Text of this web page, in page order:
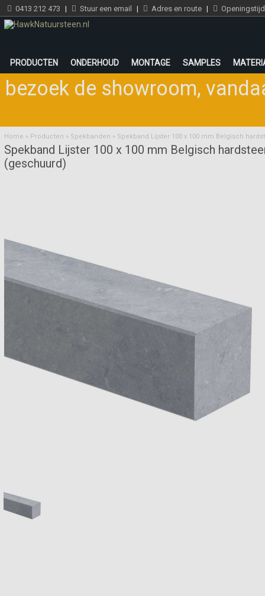
0413 212 473 | Stuur een email | Adres en route |
PRODUCTEN ONDERHOUD MONTAGE SAMPLES
bezoek de showroom,
Home » Producten » Spekbanden » Spekband Lijster 100 x 100 mm Belgisch
Spekband Lijster 100 x 100 mm Belgisch
(geschuurd)